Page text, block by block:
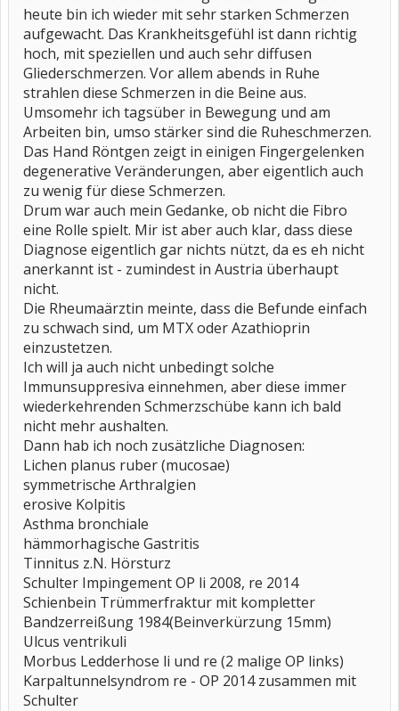
heute bin ich wieder mit sehr starken Schmerzen
aufgewacht. Das Krankheitsgefühl ist dann richtig
hoch, mit speziellen und auch sehr diffusen
Gliederschmerzen. Vor allem abends in Ruhe
strahlen diese Schmerzen in die Beine aus.
Umsomehr ich tagsüber in Bewegung und am
Arbeiten bin, umso stärker sind die Ruheschmerzen.
Das Hand Röntgen zeigt in einigen Fingergelenken
degenerative Veränderungen, aber eigentlich auch
zu wenig für diese Schmerzen.
Drum war auch mein Gedanke, ob nicht die Fibro
eine Rolle spielt. Mir ist aber auch klar, dass diese
Diagnose eigentlich gar nichts nützt, da es eh nicht
anerkannt ist - zumindest in Austria überhaupt
nicht.
Die Rheumaärztin meinte, dass die Befunde einfach
zu schwach sind, um MTX oder Azathioprin
einzustetzen.
Ich will ja auch nicht unbedingt solche
Immunsuppresiva einnehmen, aber diese immer
wiederkehrenden Schmerzschübe kann ich bald
nicht mehr aushalten.
Dann hab ich noch zusätzliche Diagnosen:
Lichen planus ruber (mucosae)
symmetrische Arthralgien
erosive Kolpitis
Asthma bronchiale
hämmorhagische Gastritis
Tinnitus z.N. Hörsturz
Schulter Impingement OP li 2008, re 2014
Schienbein Trümmerfraktur mit kompletter
Bandzerreißung 1984(Beinverkürzung 15mm)
Ulcus ventrikuli
Morbus Ledderhose li und re (2 malige OP links)
Karpaltunnelsyndrom re - OP 2014 zusammen mit
Schulter